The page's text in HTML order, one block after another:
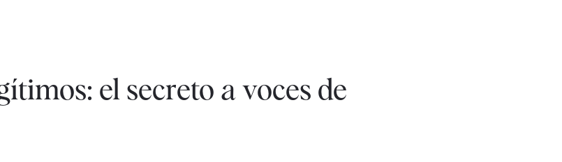
el secreto a voces de